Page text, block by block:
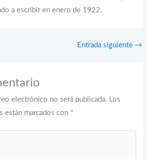
a escribir en enero de 1922.
Entrada siguiente →
electrónico no será publicada. Los
están marcados con *